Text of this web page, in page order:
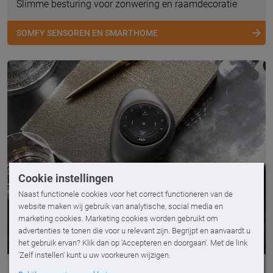
Cookie instellingen
Naast functionele cookies voor het correct functioneren van de
website maken wij gebruik van analytische, social media en
marketing cookies. Marketing cookies worden gebruikt om
advertenties te tonen die voor u relevant zijn. Begrijpt en aanvaardt u
het gebruik ervan? Klik dan op 'Accepteren en doorgaan'. Met de link
'Zelf instellen' kunt u uw voorkeuren wijzigen.
Slimme besturing voor zonwering en raamdecoratie
SOMFY SENSOREN EN SMARTHOME
Luxaflex® PowerView® Automation